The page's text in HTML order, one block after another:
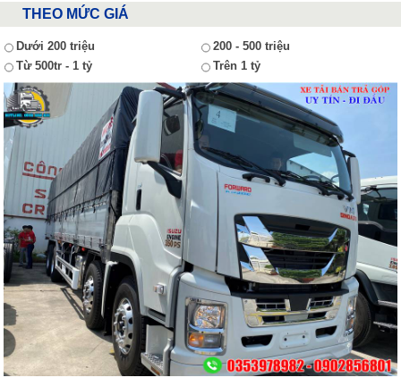
THEO MỨC GIÁ
Dưới 200 triệu
200 - 500 triệu
Từ 500tr - 1 tỷ
Trên 1 tỷ